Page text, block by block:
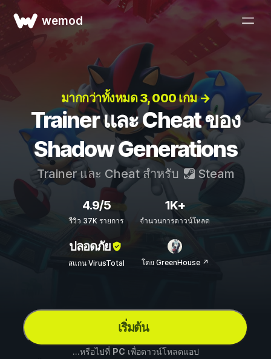
wemod
มากกว่าทั้งหมด 3, 000 เกม →
Trainer และ Cheat ของ
Shadow Generations
Trainer และ Cheat สำหรับ Steam
4.9/5
รีวิว 37K รายการ
1K+
จำนวนการดาวน์โหลด
ปลอดภัย
สแกน VirusTotal โดย GreenHouse ↗
เริ่มต้น
...หรือไปที่ PC เพื่อดาวน์โหลดแอป